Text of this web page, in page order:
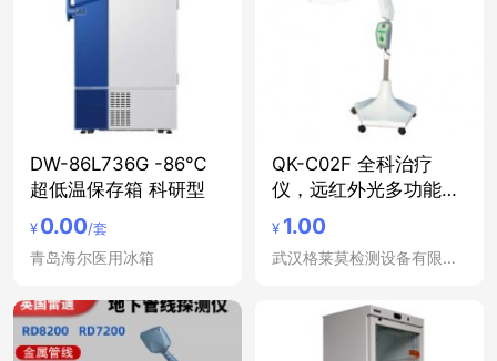
DW-86L736G -86℃
超低温保存箱 科研型
¥0.00/套
青岛海尔医用冰箱
QK-C02F 全科治疗
仪，远红外光多功能治
疗仪
¥ 1.00
武汉格莱莫检测设备有限公司